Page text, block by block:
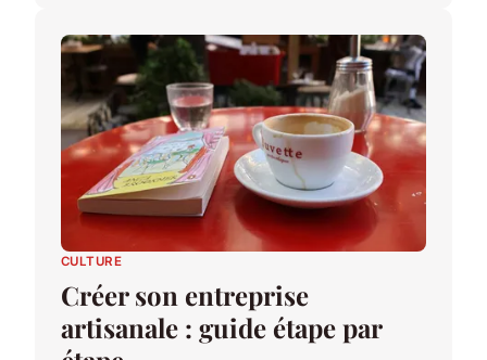
CULTURE
Créer son entreprise
artisanale : guide étape par